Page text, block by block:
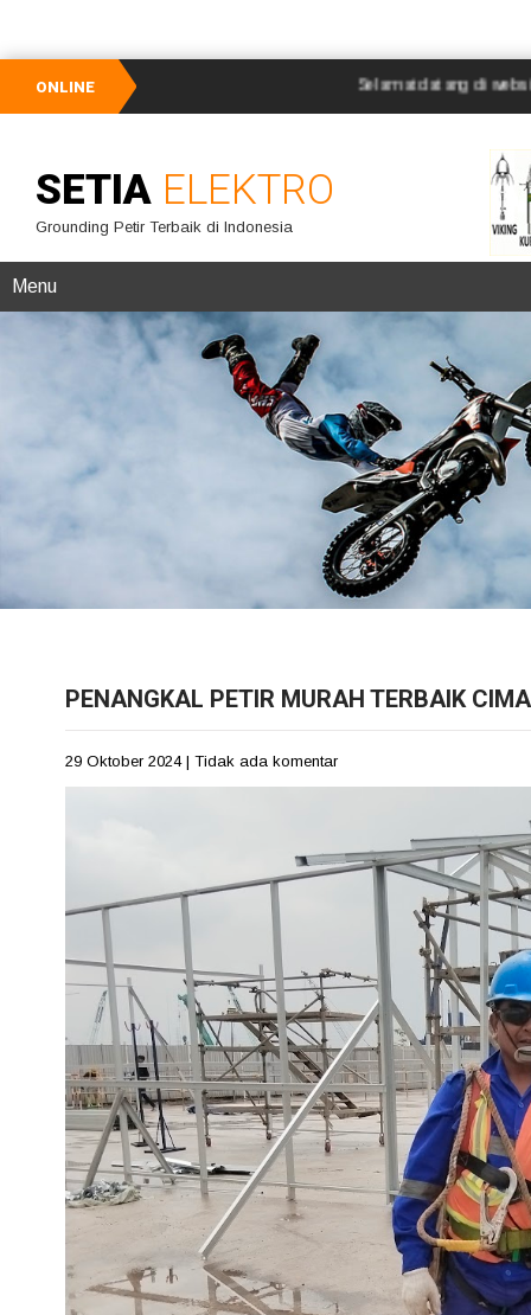
ONLINE Selamat datang di website
SETIA ELEKTRO
Grounding Petir Terbaik di Indonesia
Menu
PENANGKAL PETIR MURAH TERBAIK
29 Oktober 2024 | Tidak ada komentar